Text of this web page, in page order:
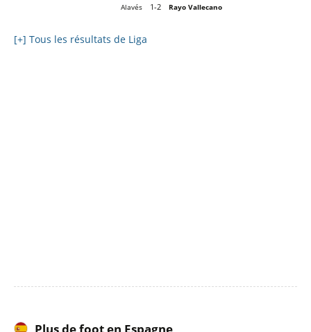
Alavés
1-2 Rayo Vallecano
[+] Tous les résultats de Liga
Plus de foot en Espagne